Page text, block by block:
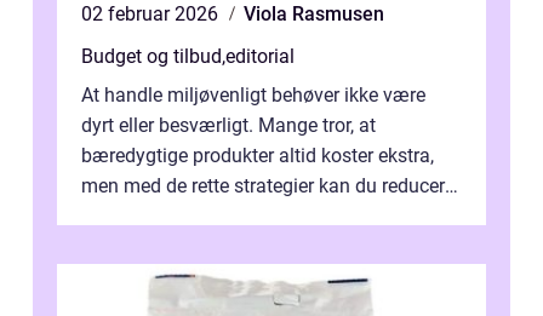
02 februar 2026
Viola Rasmusen
Budget og tilbud,editorial
At handle miljøvenligt behøver ikke være
dyrt eller besværligt. Mange tror, at
bæredygtige produkter altid koster ekstra,
men med de rette strategier kan du reducere